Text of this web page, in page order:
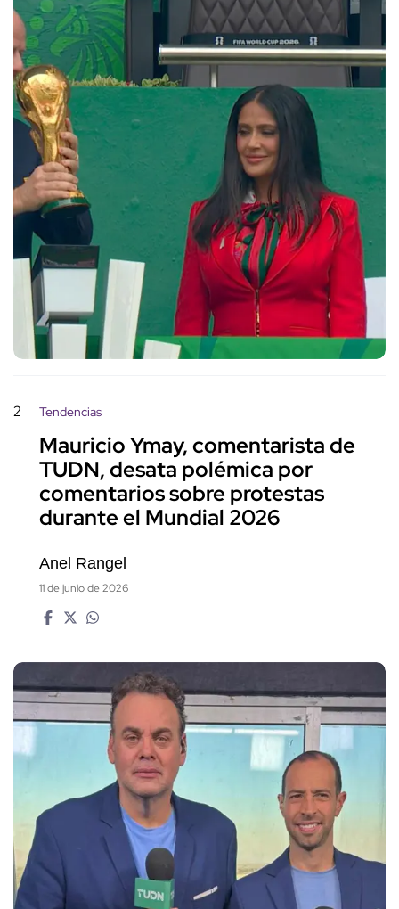
2 Tendencias
Mauricio Ymay, comentarista de
TUDN, desata polémica por
comentarios sobre protestas
durante el Mundial 2026
Anel Rangel
11 de junio de 2026